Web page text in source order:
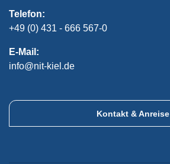
Telefon:
+49 (0) 431 - 666 567-0
E-Mail:
info@nit-kiel.de
Kontakt & Anreise